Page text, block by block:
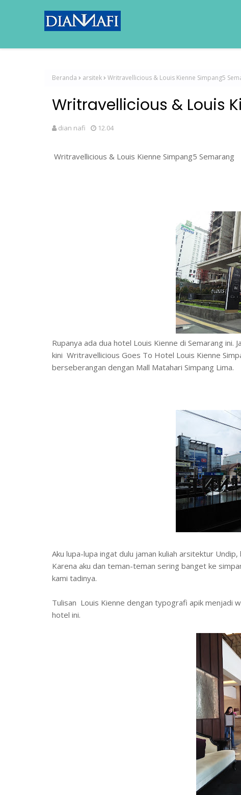
Beranda arsitek Writravellicious & Louis Kienne Simpang5
Writravellicious & Louis
dian nafi 12.04
Writravellicious & Louis Kienne Simpang5 Semarang
Rupanya ada dua hotel Louis Kienne di Semarang ini.
kini Writravellicious Goes To Hotel Louis Kienne
berseberangan dengan Mall Matahari Simpang Lima.
Aku lupa-lupa ingat dulu jaman kuliah arsitektur
Karena aku dan teman-teman sering banget ke
kami tadinya.
Tulisan Louis Kienne dengan typografi apik menjadi
hotel ini.